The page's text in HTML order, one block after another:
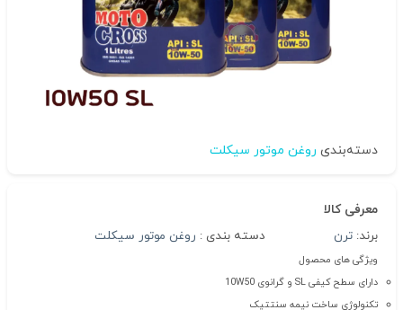
دسته‌بندی روغن موتور سیکلت
معرفی کالا
برند: ترن دسته بندی : روغن موتور سیکلت
ویژگی های محصول
دارای سطح کیفی SL و
گرانوی 10W50
تکنولوژی ساخت نیمه سنتتیک